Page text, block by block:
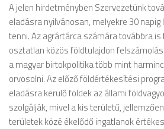
A jelen hirdetményben Szervezetünk
eladásra nyilvánosan, melyekre 30
tenni. Az agrártárca számára továbbra
osztatlan közös földtulajdon
a magyar birtokpolitika több mint
orvosolni. Az előző földértékesítési
eladásra kerülő földek az állami
szolgálják, mivel a kis területű,
területek közé ékelődő ingatlanok